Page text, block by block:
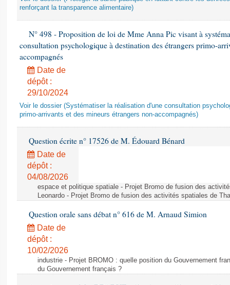
Questions écrites et orales
renforçant la transparence alimentaire)
N° 498 - Proposition de loi de Mme Anna Pic visant à
consultation psychologique à destination des étrangers primo-
accompagnés
Date de
dépôt :
29/10/2024
Voir le dossier (Systématiser la réalisation d'une consultation
primo-arrivants et des mineurs étrangers non-accompagnés)
Question écrite n° 17526 de M. Édouard Bénard
Date de
dépôt :
04/08/2026
espace et politique spatiale - Projet Bromo de fusion des
Leonardo - Projet Bromo de fusion des activités spatiales de
Question orale sans débat n° 616 de M. Arnaud Simion
Date de
dépôt :
10/02/2026
industrie - Projet BROMO : quelle position du Gouvernement
du Gouvernement français ?